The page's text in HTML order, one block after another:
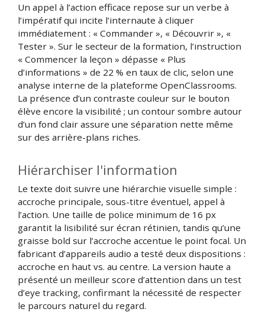
Un appel à l’action efficace repose sur un verbe à
l’impératif qui incite l’internaute à cliquer
immédiatement : « Commander », « Découvrir », «
Tester ». Sur le secteur de la formation, l’instruction
« Commencer la leçon » dépasse « Plus
d’informations » de 22 % en taux de clic, selon une
analyse interne de la plateforme OpenClassrooms.
La présence d’un contraste couleur sur le bouton
élève encore la visibilité ; un contour sombre autour
d’un fond clair assure une séparation nette même
sur des arrière-plans riches.
Hiérarchiser l'information
Le texte doit suivre une hiérarchie visuelle simple :
accroche principale, sous-titre éventuel, appel à
l’action. Une taille de police minimum de 16 px
garantit la lisibilité sur écran rétinien, tandis qu’une
graisse bold sur l’accroche accentue le point focal. Un
fabricant d’appareils audio a testé deux dispositions :
accroche en haut vs. au centre. La version haute a
présenté un meilleur score d’attention dans un test
d’eye tracking, confirmant la nécessité de respecter
le parcours naturel du regard.